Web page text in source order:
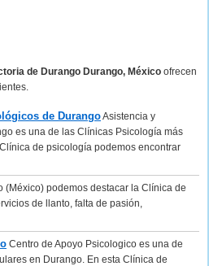
de Durango Durango, México ofrecen
de DurangoAsistencia y
es una de las Clínicas Psicología más
de psicología podemos encontrar
(México) podemos destacar la Clínica de
de llanto, falta de pasión,
Centro de Apoyo Psicologico es una de
en Durango. En esta Clínica de